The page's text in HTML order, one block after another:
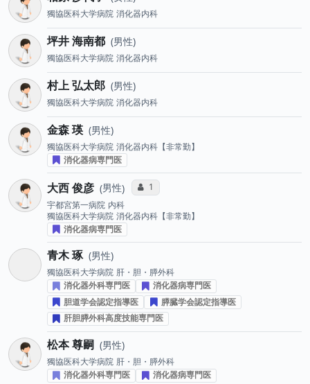
獨協医科大学病院 消化器内科
坪井 海南都 男性
獨協医科大学病院 消化器内科
村上 弘太郎 男性
獨協医科大学病院 消化器内科
金森 瑛 男性
獨協医科大学病院 消化器内科【非常勤】
消化器病専門医
大西 俊彦 男性 コミュニケーション・タイプ投票数
1
宇都宮第一病院 内科
獨協医科大学病院 消化器内科【非常勤】
消化器病専門医
青木 琢 男性
獨協医科大学病院 肝・胆・膵外科
消化器外科専門医
消化器病専門医
胆道学会認定指導医
膵臓学会認定指導医
肝胆膵外科高度技能専門医
松本 尊嗣 男性
獨協医科大学病院 肝・胆・膵外科
消化器外科専門医
消化器病専門医